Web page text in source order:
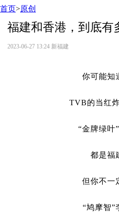
首页>原创
福建和香港，到底有
2023-06-27 13:24 新福建
你可能
TVB的当红
“金牌绿叶
都是福
但你不一
“鸠摩智”